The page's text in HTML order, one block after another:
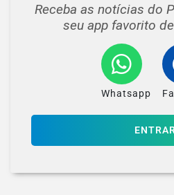
Receba as notícias do
seu app favorito
Whatsapp